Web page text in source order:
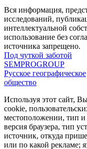
Вся информация,
исследований,
интеллектуальной
использование без
источника запрещено.
Под чуткой заботой
SEMPROGROUP
Русское географическое
общество
Используя этот сайт,
cookie,
местоположении, тип
версия браузера, тип
источник, откуда
или по какой рекламе;